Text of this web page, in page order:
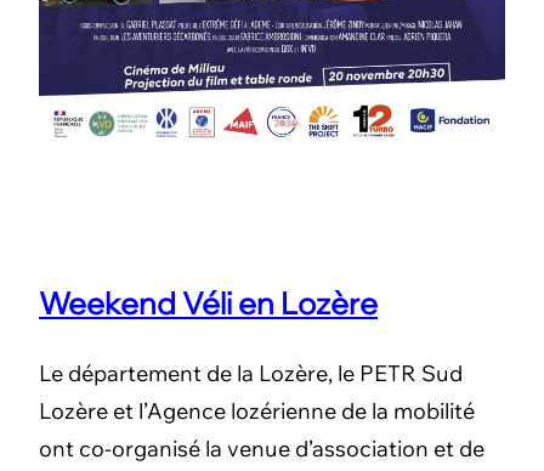
Weekend Véli en Lozère
Le département de la Lozère, le PETR Sud
Lozère et l’Agence lozérienne de la mobilité
ont co-organisé la venue d’association et de